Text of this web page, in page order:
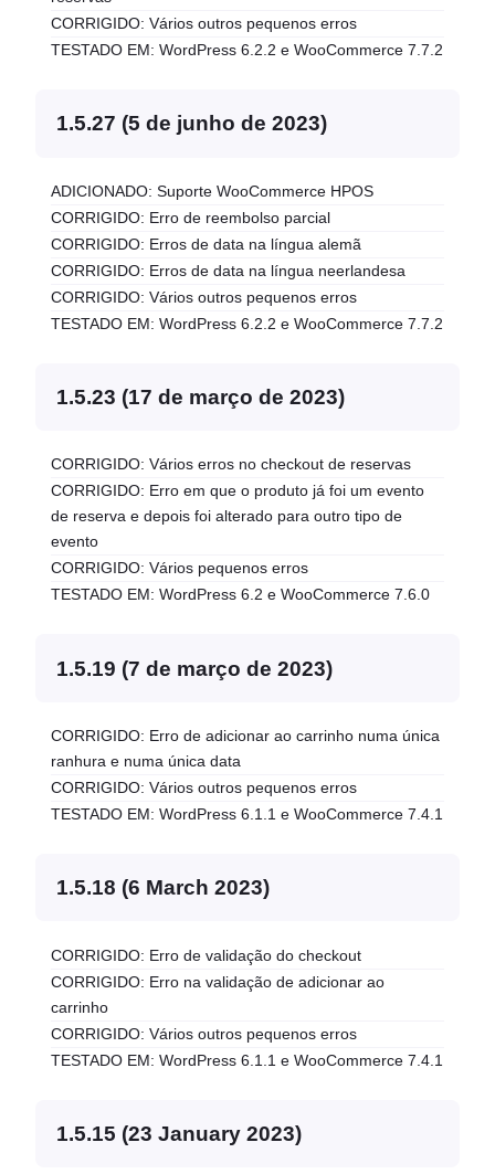
CORRIGIDO: Vários outros pequenos erros
TESTADO EM: WordPress 6.2.2 e WooCommerce 7.7.2
1.5.27 (5 de junho de 2023)
ADICIONADO: Suporte WooCommerce HPOS
CORRIGIDO: Erro de reembolso parcial
CORRIGIDO: Erros de data na língua alemã
CORRIGIDO: Erros de data na língua neerlandesa
CORRIGIDO: Vários outros pequenos erros
TESTADO EM: WordPress 6.2.2 e WooCommerce 7.7.2
1.5.23 (17 de março de 2023)
CORRIGIDO: Vários erros no checkout de reservas
CORRIGIDO: Erro em que o produto já foi um evento
de reserva e depois foi alterado para outro tipo de
evento
CORRIGIDO: Vários pequenos erros
TESTADO EM: WordPress 6.2 e WooCommerce 7.6.0
1.5.19 (7 de março de 2023)
CORRIGIDO: Erro de adicionar ao carrinho numa única
ranhura e numa única data
CORRIGIDO: Vários outros pequenos erros
TESTADO EM: WordPress 6.1.1 e WooCommerce 7.4.1
1.5.18 (6 March 2023)
CORRIGIDO: Erro de validação do checkout
CORRIGIDO: Erro na validação de adicionar ao
carrinho
CORRIGIDO: Vários outros pequenos erros
TESTADO EM: WordPress 6.1.1 e WooCommerce 7.4.1
1.5.15 (23 January 2023)